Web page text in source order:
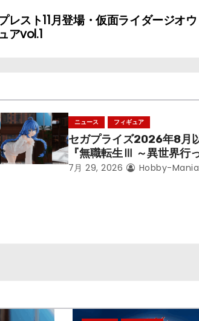
レスト11月登場・仮面ライダージオ
アvol.1
ニュース フィギュア
セガプライズ2026年8月
『無職転生Ⅲ ～異世界行
本気だす～』から「ロキシ
7月 29, 2026 Hobby-